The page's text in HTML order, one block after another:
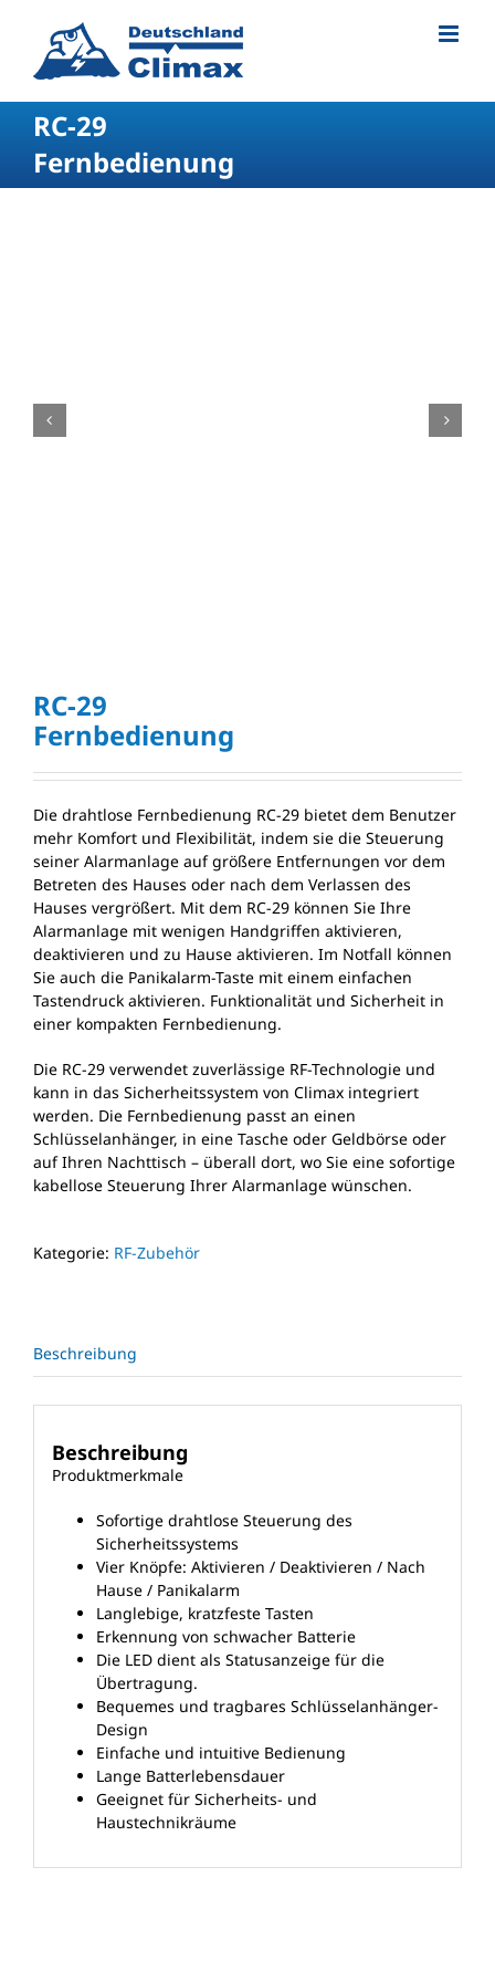
RC-29
Fernbedienung
RC-29
Fernbedienung
Die drahtlose Fernbedienung RC-29 bietet dem Benutzer
mehr Komfort und Flexibilität, indem sie die Steuerung
seiner Alarmanlage auf größere Entfernungen vor dem
Betreten des Hauses oder nach dem Verlassen des
Hauses vergrößert. Mit dem RC-29 können Sie Ihre
Alarmanlage mit wenigen Handgriffen aktivieren,
deaktivieren und zu Hause aktivieren. Im Notfall können
Sie auch die Panikalarm-Taste mit einem einfachen
Tastendruck aktivieren. Funktionalität und Sicherheit in
einer kompakten Fernbedienung.
Die RC-29 verwendet zuverlässige RF-Technologie und
kann in das Sicherheitssystem von Climax integriert
werden. Die Fernbedienung passt an einen
Schlüsselanhänger, in eine Tasche oder Geldbörse oder
auf Ihren Nachttisch – überall dort, wo Sie eine sofortige
kabellose Steuerung Ihrer Alarmanlage wünschen.
Kategorie: RF-Zubehör
Beschreibung
Beschreibung
Produktmerkmale
Sofortige drahtlose Steuerung des
Sicherheitssystems
Vier Knöpfe: Aktivieren / Deaktivieren / Nach
Hause / Panikalarm
Langlebige, kratzfeste Tasten
Erkennung von schwacher Batterie
Die LED dient als Statusanzeige für die
Übertragung.
Bequemes und tragbares Schlüsselanhänger-
Design
Einfache und intuitive Bedienung
Lange Batterlebensdauer
Geeignet für Sicherheits- und
Haustechnikräume